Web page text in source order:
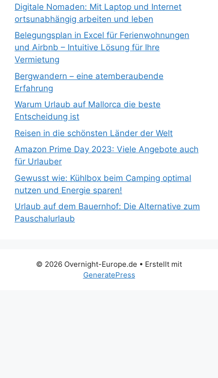
Digitale Nomaden: Mit Laptop und Internet
ortsunabhängig arbeiten und leben
Belegungsplan in Excel für Ferienwohnungen
und Airbnb – Intuitive Lösung für Ihre
Vermietung
Bergwandern – eine atemberaubende
Erfahrung
Warum Urlaub auf Mallorca die beste
Entscheidung ist
Reisen in die schönsten Länder der Welt
Amazon Prime Day 2023: Viele Angebote auch
für Urlauber
Gewusst wie: Kühlbox beim Camping optimal
nutzen und Energie sparen!
Urlaub auf dem Bauernhof: Die Alternative zum
Pauschalurlaub
© 2026 Overnight-Europe.de • Erstellt mit
GeneratePress